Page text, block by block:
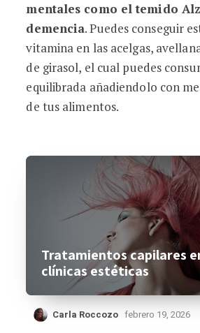
mentales como el temido
demencia. Puedes conseguir
vitamina en las acelgas,
de girasol, el cual puedes
equilibrada añadiendolo con
de tus alimentos.
Tratamientos capilares
clínicas estéticas
Carla Roccozo febrero 19, 2026